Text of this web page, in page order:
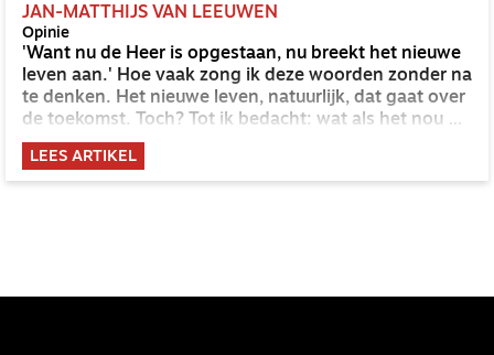
JAN-MATTHIJS VAN LEEUWEN
Opinie
'Want nu de Heer is opgestaan, nu breekt het nieuwe
leven aan.' Hoe vaak zong ik deze woorden zonder na
te denken. Het nieuwe leven, natuurlijk, dat gaat over
de toekomst. Toch? Tot ik bedacht: wat als het nou als
werkwoord is bedoeld? Zoals 'het nieuwe rijden' of
'het nieuwe werken'. Niet iets voor later, maar iets
voor nu. Wat zou dat voor ons betekenen? En wat is
LEES ARTIKEL